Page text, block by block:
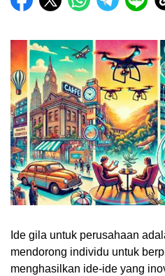
Ide gila untuk perusahaan
mendorong individu untuk
menghasilkan ide-ide yang